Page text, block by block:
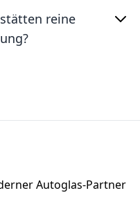
reine
Autoglas-Partner